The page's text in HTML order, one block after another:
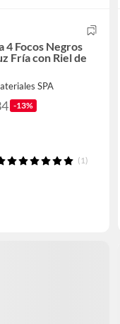
4 Focos Negros
Fría con Riel de
SPA
-13%
(1)